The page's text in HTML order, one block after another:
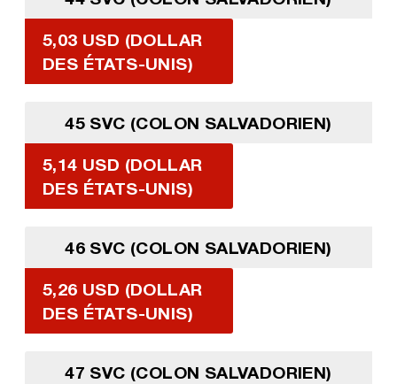
5,03 USD (DOLLAR
DES ÉTATS-UNIS)
45 SVC (COLON SALVADORIEN)
5,14 USD (DOLLAR
DES ÉTATS-UNIS)
46 SVC (COLON SALVADORIEN)
5,26 USD (DOLLAR
DES ÉTATS-UNIS)
47 SVC (COLON SALVADORIEN)